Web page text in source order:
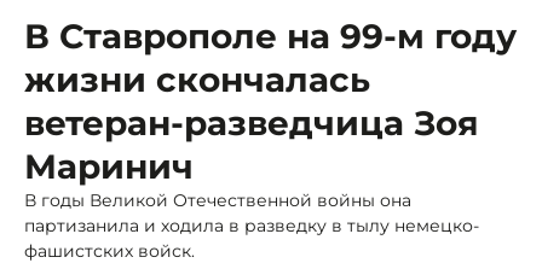
В Ставрополе на 99-м году
жизни скончалась
ветеран-разведчица Зоя
Маринич
В годы Великой Отечественной войны она
партизанила и ходила в разведку в тылу немецко-
фашистских войск.